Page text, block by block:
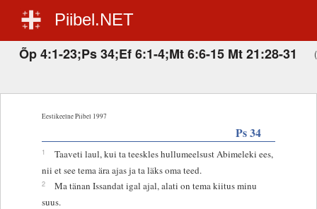
Piibel.NET
Õp 4:1-23;Ps 34;Ef 6:1-4;Mt 6:6-15 Mt 21:28-31
Eestikeelne Piibel 1997
Ps 34
1
Taaveti laul, kui ta teeskles hullumeelsust Abimeleki ees,
nii et see tema ära ajas ja ta läks oma teed.
2
Ma tänan Issandat igal ajal, alati on tema kiitus minu
suus.